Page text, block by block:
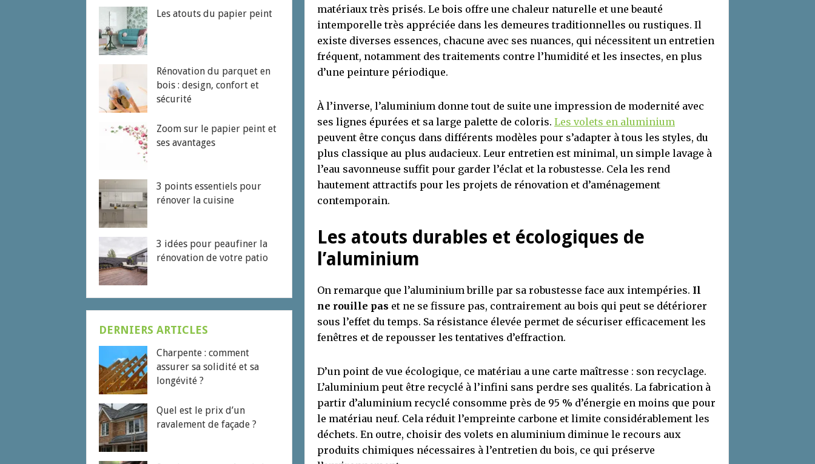
matériaux très prisés. Le bois offre une chaleur naturelle et une beauté
intemporelle très appréciée dans les demeures traditionnelles ou rustiques. Il
existe diverses essences, chacune avec ses nuances, qui nécessitent un entretien
fréquent, notamment des traitements contre l’humidité et les insectes, en plus
d’une peinture périodique.
À l’inverse, l’aluminium donne tout de suite une impression de modernité avec
ses lignes épurées et sa large palette de coloris. Les volets en aluminium
peuvent être conçus dans différents modèles pour s’adapter à tous les styles, du
plus classique au plus audacieux. Leur entretien est minimal, un simple lavage à
l’eau savonneuse suffit pour garder l’éclat et la robustesse. Cela les rend
hautement attractifs pour les projets de rénovation et d’aménagement
contemporain.
Les atouts durables et écologiques de
l’aluminium
On remarque que l’aluminium brille par sa robustesse face aux intempéries. Il
ne rouille pas et ne se fissure pas, contrairement au bois qui peut se détériorer
sous l’effet du temps. Sa résistance élevée permet de sécuriser efficacement les
fenêtres et de repousser les tentatives d’effraction.
D’un point de vue écologique, ce matériau a une carte maîtresse : son recyclage.
L’aluminium peut être recyclé à l’infini sans perdre ses qualités. La fabrication à
partir d’aluminium recyclé consomme près de 95 % d’énergie en moins que pour
le matériau neuf. Cela réduit l’empreinte carbone et limite considérablement les
déchets. En outre, choisir des volets en aluminium diminue le recours aux
produits chimiques nécessaires à l’entretien du bois, ce qui préserve
Les atouts du papier peint
Rénovation du parquet en
bois : design, confort et
sécurité
Zoom sur le papier peint et
ses avantages
3 points essentiels pour
rénover la cuisine
3 idées pour peaufiner la
rénovation de votre patio
DERNIERS ARTICLES
Charpente : comment
assurer sa solidité et sa
longévité ?
Quel est le prix d’un
ravalement de façade ?